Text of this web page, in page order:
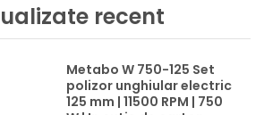
recent
Metabo W 750-125 Set
polizor unghiular electric
125 mm | 11500 RPM | 750